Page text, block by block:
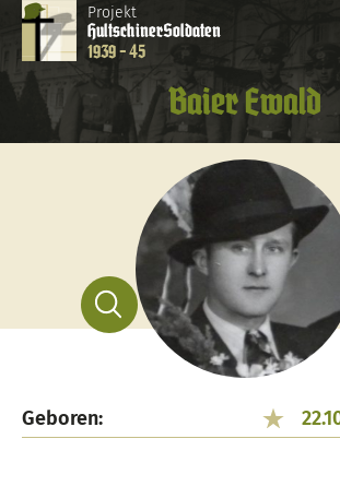
Projekt
HultschinerSoldaten
1939 - 45
Baier Ewald
Geboren: